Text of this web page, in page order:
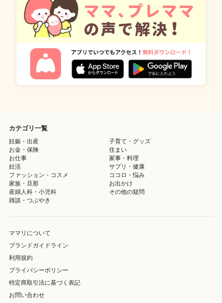
カテゴリ一覧
妊娠・出産
子育て・グッズ
お金・保険
住まい
お仕事
家事・料理
妊活
サプリ・健康
ファッション・コスメ
ココロ・悩み
家族・旦那
お出かけ
産婦人科・小児科
その他の疑問
雑談・つぶやき
ママリについて
ブランドガイドライン
利用規約
プライバシーポリシー
特定商取引法に基づく表記
お問い合わせ